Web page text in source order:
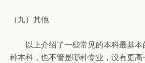
（九）其他
以上介绍了一些常见的本科最基本
种本科，也不管是哪种专业，没有更